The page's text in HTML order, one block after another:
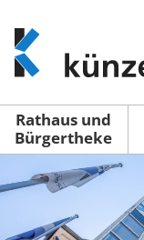
www.kuenzelsau.de
(zur
Startseite)
Rathaus und
Bürgertheke